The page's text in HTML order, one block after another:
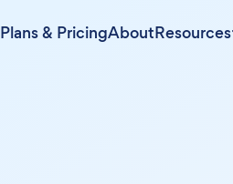
Plans & PricingAboutResources